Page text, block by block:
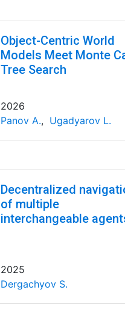
Object-Centric World
Models Meet Monte
Tree Search
2026
Panov A., Ugadyarov L.
Decentralized
of multiple
interchangeable
2025
Dergachyov S.